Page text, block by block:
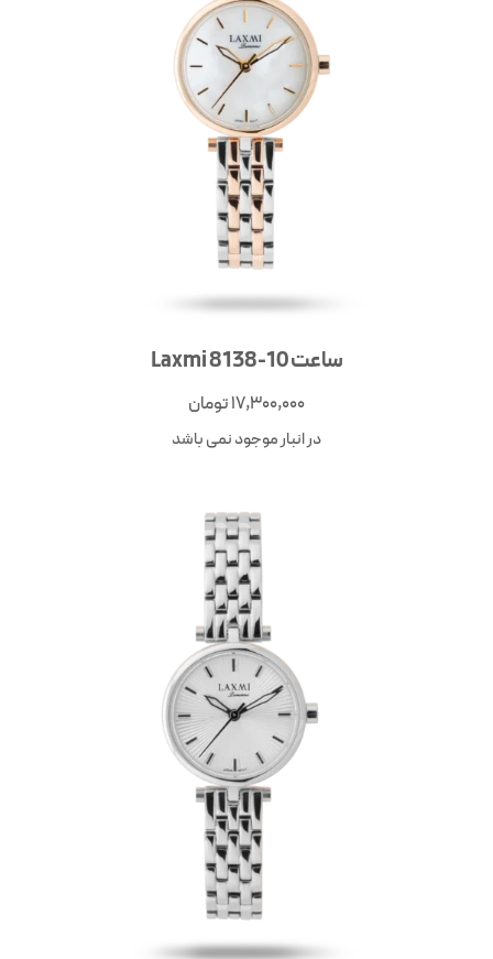
ساعت Laxmi 8138-10
17,300,000تومان
در انبار موجود نمی باشد